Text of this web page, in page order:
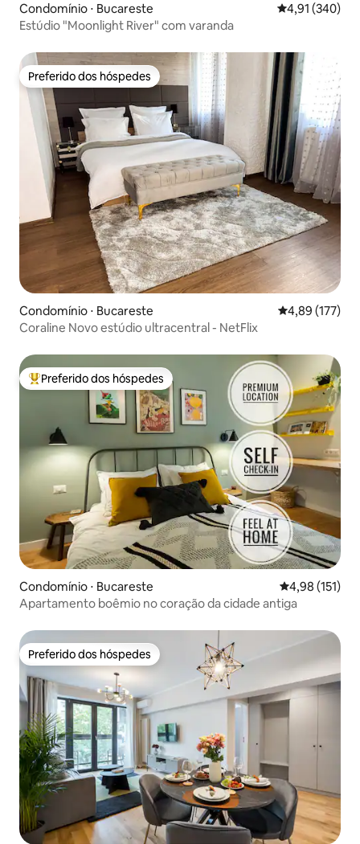
Condomínio ⋅ Bucareste 4,91 de uma
4,91 (340)
Estúdio "Moonlight River" com varanda
Preferido dos hóspedes
Preferido dos hóspedes
Condomínio ⋅ Bucareste 4,89 de uma
4,89 (177)
Coraline Novo estúdio ultracentral - NetFlix
Entre os melhores preferidos dos hóspedes
Preferido dos hóspedes
Condomínio ⋅ Bucareste 4,98 de uma
4,98 (151)
Apartamento boêmio no coração da cidade antiga
Preferido dos hóspedes
Preferido dos hóspedes